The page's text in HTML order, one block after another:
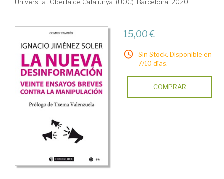
Universitat Oberta de Catalunya. (UOC). Barcelona, 2020
15,00 €
Sin Stock. Disponible en
7/10 días.
COMPRAR